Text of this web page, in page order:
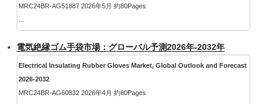
MRC24BR-AG51887 2026年5月 約80Pages
電気絶縁ゴム手袋市場：グローバル予測2026年-2032年
Electrical Insulating Rubber Gloves Market, Global Outlook and Forecast
2026-2032
MRC24BR-AG60832 2026年4月 約80Pages